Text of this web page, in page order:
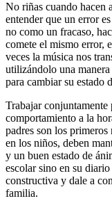
No riñas cuando hacen
entender que un error
no como un fracaso,
comete el mismo error,
veces la música nos
utilizándolo una manera
para cambiar su estado
Trabajar conjuntamente
comportamiento a la
padres son los
en los niños, deben
y un buen estado de
escolar sino en su
constructiva y dale a
familia.